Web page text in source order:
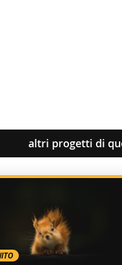
altri progetti di